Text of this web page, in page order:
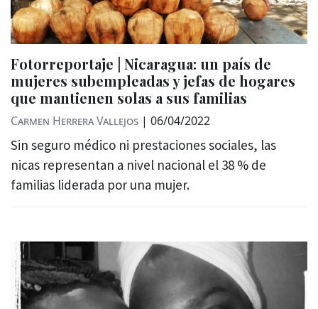
Fotorreportaje | Nicaragua: un país de
mujeres subempleadas y jefas de hogares
que mantienen solas a sus familias
Carmen Herrera Vallejos | 06/04/2022
Sin seguro médico ni prestaciones sociales, las
nicas representan a nivel nacional el 38 % de
familias liderada por una mujer.